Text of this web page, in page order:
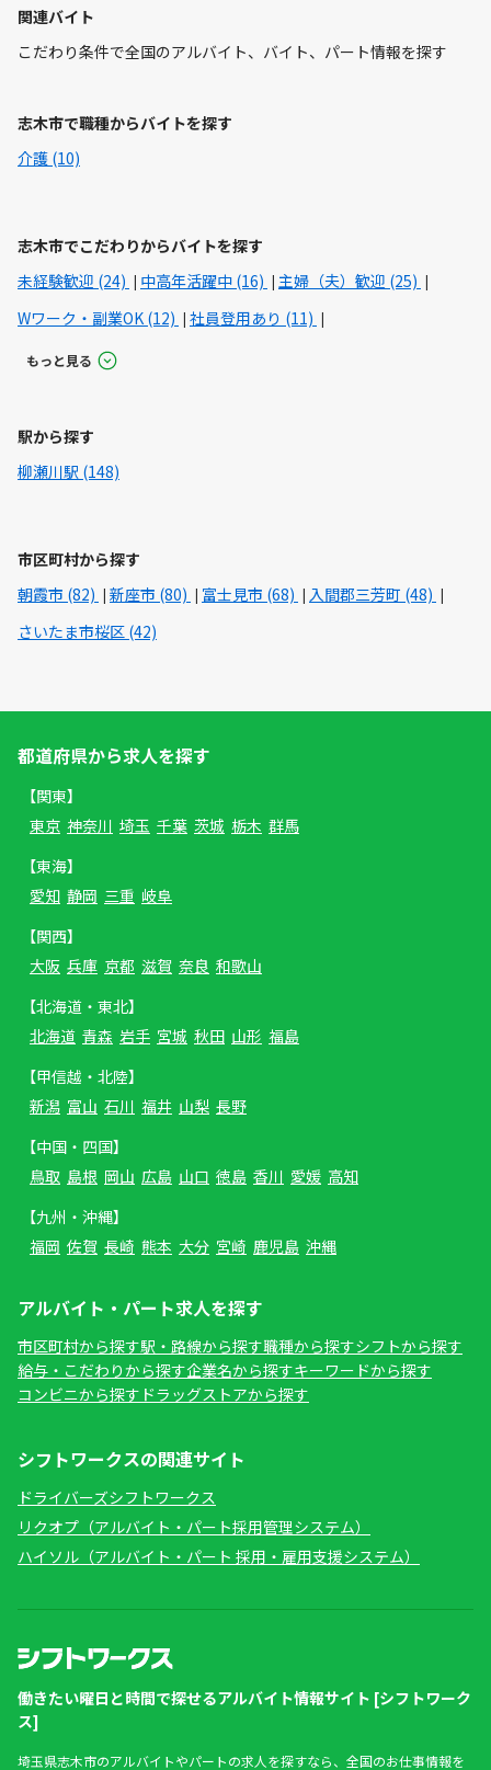
関連バイト
こだわり条件で全国のアルバイト、バイト、パート情報を探す
志木市で職種からバイトを探す
介護 (10)
志木市でこだわりからバイトを探す
未経験歓迎 (24)
中高年活躍中 (16)
主婦（夫）歓迎 (25)
Wワーク・副業OK (12)
社員登用あり (11)
もっと見る
駅から探す
柳瀬川駅 (148)
市区町村から探す
朝霞市 (82)
新座市 (80) 富士見市 (68)
入間郡三芳町 (48)
さいたま市桜区 (42)
都道府県から求人を探す
【関東】
東京 神奈川 埼玉 千葉 茨城 栃木 群馬
【東海】
愛知 静岡 三重 岐阜
【関西】
大阪 兵庫 京都 滋賀 奈良 和歌山
【北海道・東北】
北海道 青森 岩手 宮城 秋田 山形 福島
【甲信越・北陸】
新潟 富山 石川 福井 山梨 長野
【中国・四国】
鳥取 島根 岡山 広島 山口 徳島 香川 愛媛 高知
【九州・沖縄】
福岡 佐賀 長崎 熊本 大分 宮崎 鹿児島 沖縄
アルバイト・パート求人を探す
市区町村から探す駅・路線から探す職種から探すシフトから探す
給与・こだわりから探す企業名から探すキーワードから探す
コンビニから探す ドラッグストアから探す
シフトワークスの関連サイト
ドライバーズシフトワークス
リクオプ（アルバイト・パート採用管理システム）
ハイソル（アルバイト・パート 採用・雇用支援システム）
働きたい曜日と時間で探せるアルバイト情報サイト [シフトワーク
ス]
埼玉県志木市のアルバイトやパートの求人を探すなら、全国のお仕事情報を